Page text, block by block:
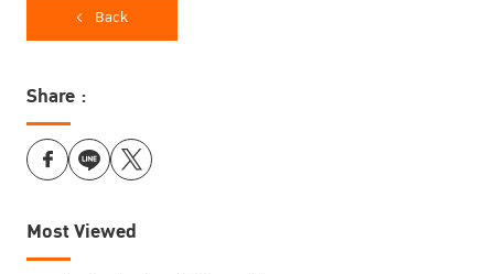
TIJ หวังเป็นอย่างยิ่งว่าการประชุมเชิงวิชาการในครั้งนี้จะมีส่วนช่วยให้ผู้ที่
ในการปฏิรูปกระบวนการยุติธรรมในสังคมไทยได้อย่างยั่งยืน
Back
Share :
Most Viewed